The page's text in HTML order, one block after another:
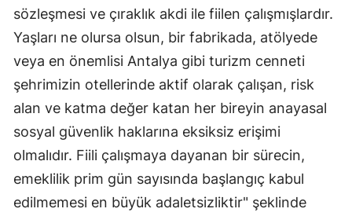
sözleşmesi ve çıraklık akdi ile fiilen çalışmışlardır.
Yaşları ne olursa olsun, bir fabrikada, atölyede
veya en önemlisi Antalya gibi turizm cenneti
şehrimizin otellerinde aktif olarak çalışan, risk
alan ve katma değer katan her bireyin anayasal
sosyal güvenlik haklarına eksiksiz erişimi
olmalıdır. Fiili çalışmaya dayanan bir sürecin,
emeklilik prim gün sayısında başlangıç kabul
edilmemesi en büyük adaletsizliktir" şeklinde